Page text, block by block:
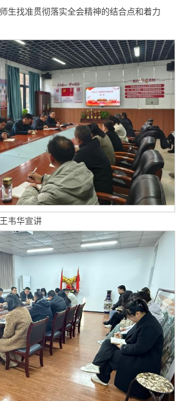
生找准贯彻落实全会精神的结合点和着力
韦华宣讲